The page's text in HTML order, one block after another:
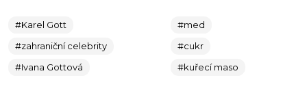
#Karel Gott
#zahraniční celebrity
#Ivana Gottová
#med
#cukr
#kuřecí maso